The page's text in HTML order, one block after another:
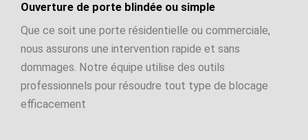
Ouverture de porte blindée ou simple
Que ce soit une porte résidentielle ou commerciale,
nous assurons une intervention rapide et sans
dommages. Notre équipe utilise des outils
professionnels pour résoudre tout type de blocage
efficacement